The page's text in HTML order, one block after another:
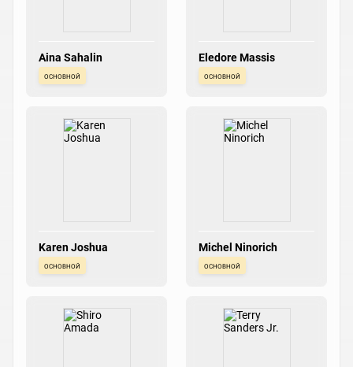
Aina Sahalin
основной
Eledore Massis
основной
Karen Joshua
основной
Michel Ninorich
основной